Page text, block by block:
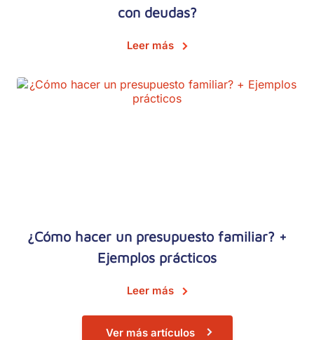
con deudas?
Leer más
¿Cómo hacer un presupuesto familiar? +
Ejemplos prácticos
Leer más
Ver más artículos